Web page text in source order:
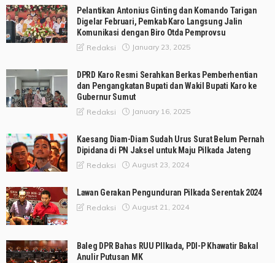
Pelantikan Antonius Ginting dan Komando Tarigan
Digelar Februari, Pemkab Karo Langsung Jalin
Komunikasi dengan Biro Otda Pemprovsu
Redaksi January 23, 2025
DPRD Karo Resmi Serahkan Berkas Pemberhentian
dan Pengangkatan Bupati dan Wakil Bupati Karo ke
Gubernur Sumut
Redaksi January 16, 2025
Kaesang Diam-Diam Sudah Urus Surat Belum Pernah
Dipidana di PN Jaksel untuk Maju Pilkada Jateng
Redaksi August 23, 2024
Lawan Gerakan Pengunduran Pilkada Serentak 2024
Redaksi August 21, 2024
Baleg DPR Bahas RUU PIlkada, PDI-P Khawatir Bakal
Anulir Putusan MK